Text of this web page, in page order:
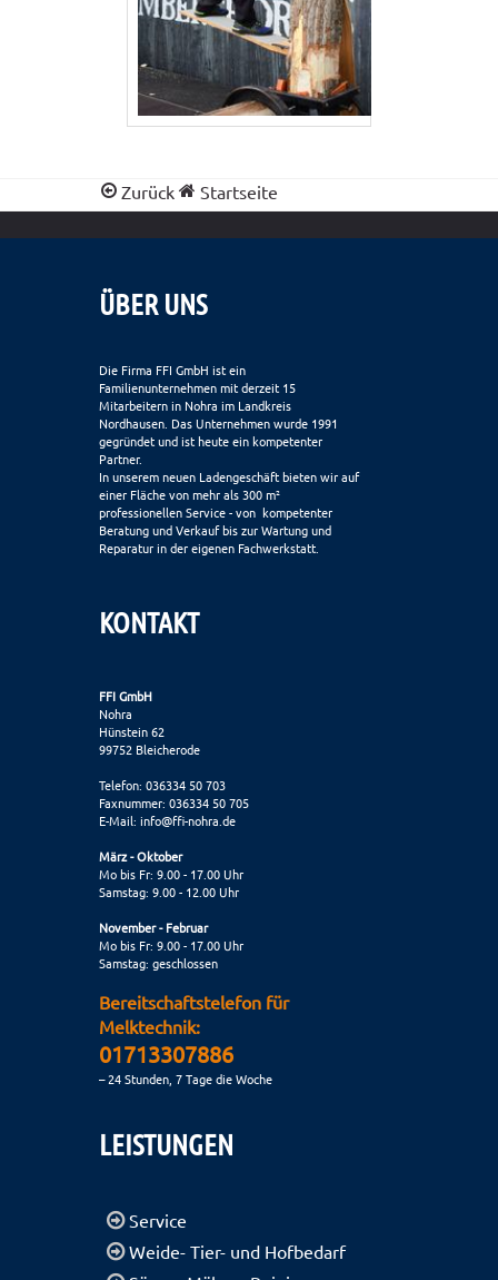
Zurück Startseite
ÜBER UNS
Die Firma FFI GmbH ist ein
Familienunternehmen mit derzeit 15
Mitarbeitern in Nohra im Landkreis
Nordhausen. Das Unternehmen wurde 1991
gegründet und ist heute ein kompetenter
Partner.
In unserem neuen Ladengeschäft bieten wir auf
einer Fläche von mehr als 300 m²
professionellen Service - von kompetenter
Beratung und Verkauf bis zur Wartung und
Reparatur in der eigenen Fachwerkstatt.
KONTAKT
FFI GmbH
Nohra
Hünstein 62
99752 Bleicherode
Telefon: 036334 50 703
Faxnummer: 036334 50 705
E-Mail: info@ffi-nohra.de
März - Oktober
Mo bis Fr: 9.00 - 17.00 Uhr
Samstag: 9.00 - 12.00 Uhr
November - Februar
Mo bis Fr: 9.00 - 17.00 Uhr
Samstag: geschlossen
Bereitschaftstelefon für
Melktechnik:
01713307886
– 24 Stunden, 7 Tage die Woche
LEISTUNGEN
Service
Weide- Tier- und Hofbedarf